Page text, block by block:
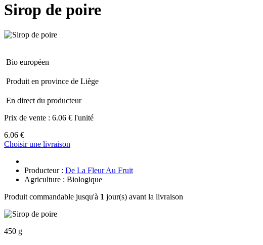
Sirop de poire
Bio européen
Produit en province de Liège
En direct du producteur
Prix de vente : 6.06 € l'unité
6.06 €
Choisir une livraison
Producteur : De La Fleur Au Fruit
Agriculture : Biologique
Produit commandable jusqu'à 1 jour(s) avant la livraison
450 g